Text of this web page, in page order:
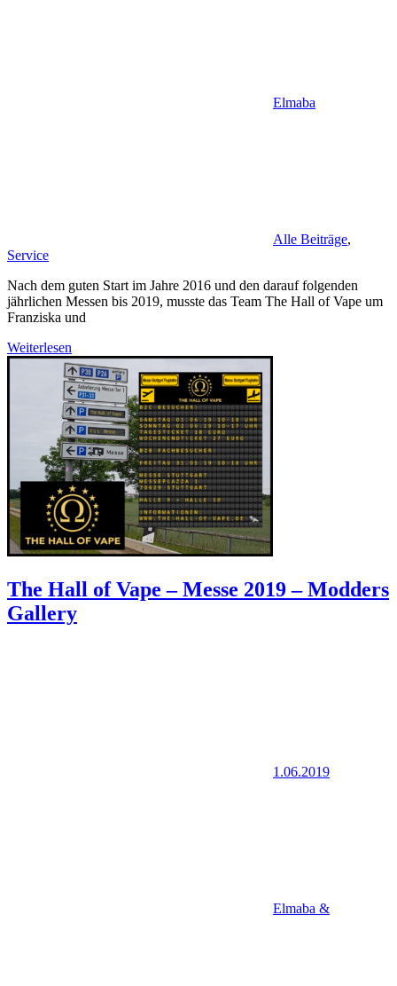
Elmaba
Alle Beiträge,
Service
Nach dem guten Start im Jahre 2016 und den darauf folgenden
jährlichen Messen bis 2019, musste das Team The Hall of Vape um
Franziska und
Weiterlesen
The Hall of Vape – Messe 2019 – Modders
Gallery
1.06.2019
Elmaba &